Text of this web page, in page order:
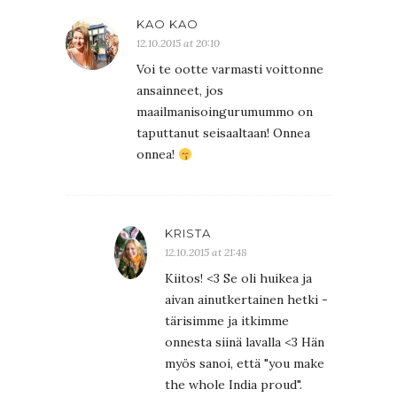
KAO KAO
12.10.2015 at 20:10
Voi te ootte varmasti voittonne
ansainneet, jos
maailmanisoingurumummo on
taputtanut seisaaltaan! Onnea
onnea!
KRISTA
12.10.2015 at 21:48
Kiitos! <3 Se oli huikea ja
aivan ainutkertainen hetki -
tärisimme ja itkimme
onnesta siinä lavalla <3 Hän
myös sanoi, että "you make
the whole India proud".